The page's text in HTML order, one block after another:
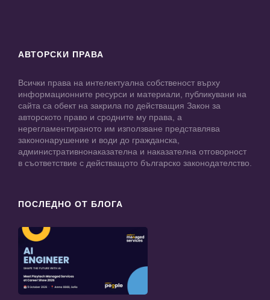
АВТОРСКИ ПРАВА
Всички права на интелектуална собственост върху
информационните ресурси и материали, публикувани на
сайта са обект на закрила по действащия Закон за
авторското право и сродните му права, а
нерегламентираното им използване представлява
закононарушение и води до гражданска,
административнонаказателна и наказателна отговорност
в съответствие с действащото българско законодателство.
ПОСЛЕДНО ОТ БЛОГА